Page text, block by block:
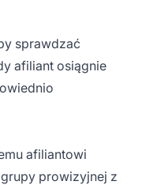
sprawdzać
afiliant osiągnie
afiliantowi
grupy prowizyjnej z